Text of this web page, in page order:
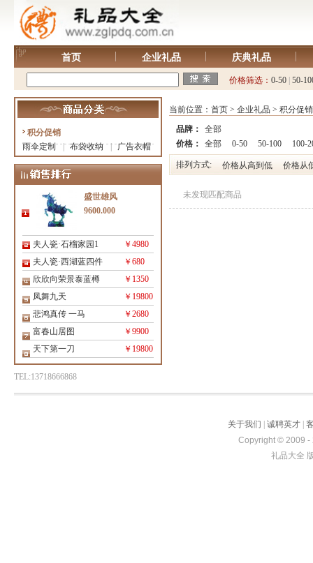
首页 企业礼品 庆典礼品
价格筛选： 0-50 50-
积分促销
雨伞定制
布袋收纳 | 广告衣帽
盛世雄风
9600.000
夫人瓷·石榴家园1
￥4980
夫人瓷·西湖蓝四件
￥680
欣欣向荣景泰蓝樽
￥1350
凤舞九天
￥19800
悲鸿真传 一马
￥2680
富春山居图
￥9900
天下第一刀
￥19800
TEL:13718666868
当前位置： 首页 > 企业礼品 > 积分促销
品牌：
全部
价格：
全部 0-50 50-100 100-
排列方式: 价格从高到低 价格从
未发现匹配商品
关于我们 诚聘英才
Copyright © 2009 -
礼品大全